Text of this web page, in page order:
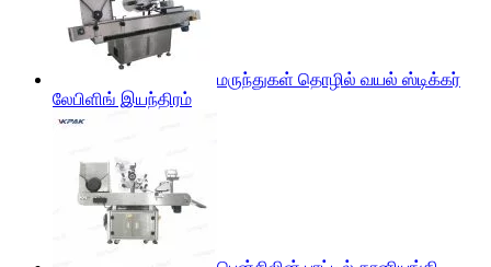
மருந்துகள் தொழில் வயல் ஸ்டிக்கர்
லேபிளிங் இயந்திரம்